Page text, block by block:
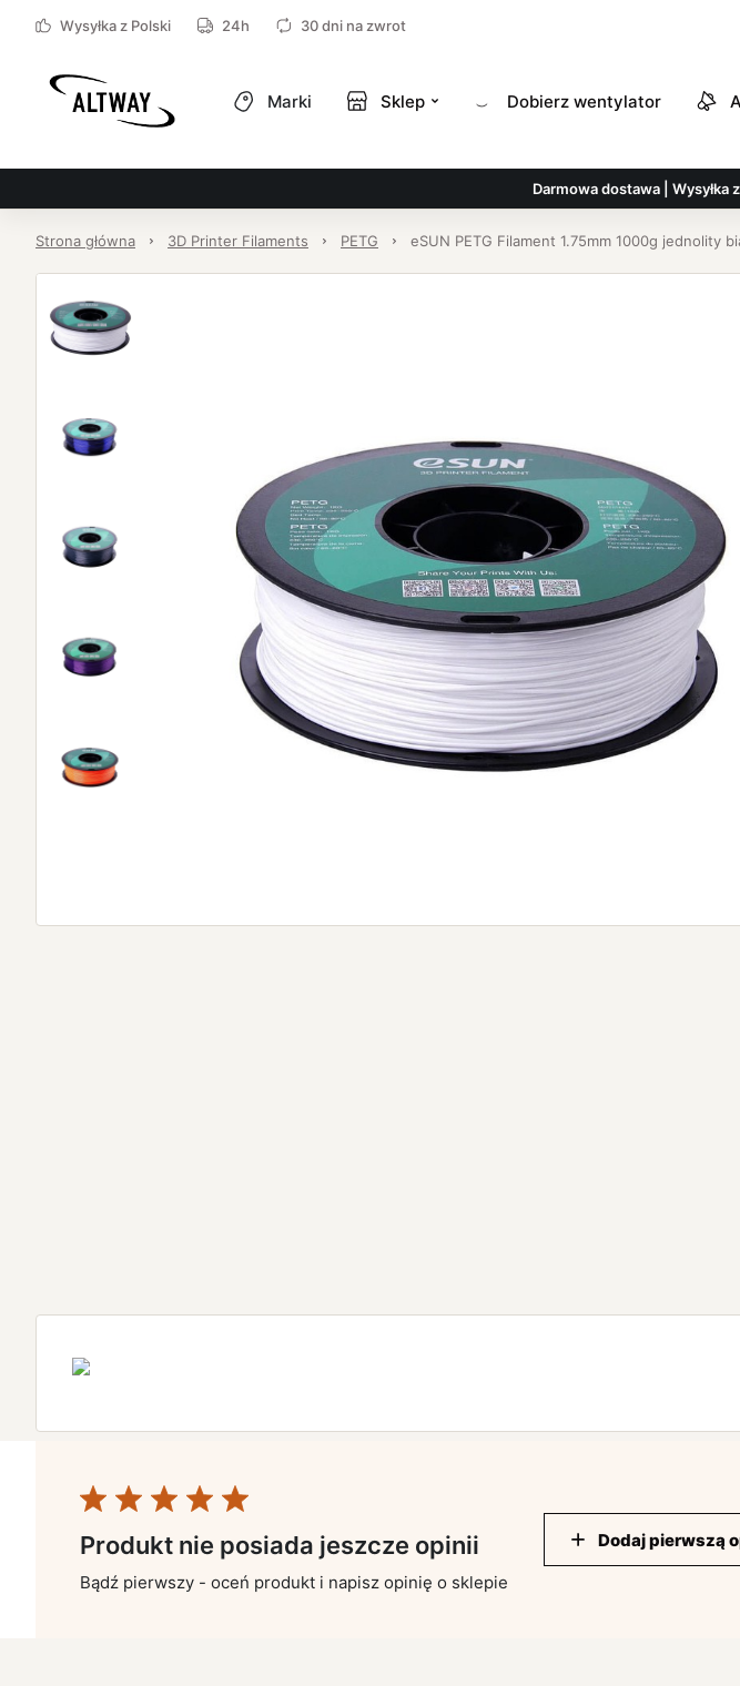
Wysyłka z Polski 24h 30 dni na zwrot
Marki Sklep Dobierz wentylator
Darmowa dostawa | Wysyłka
Strona główna 3D Printer Filaments PETG eSUN PETG Filament 1.75mm 1000g jednolity
Produkt nie posiada jeszcze opinii
Bądź pierwszy - oceń produkt i napisz opinię o sklepie
Dodaj pierwszą